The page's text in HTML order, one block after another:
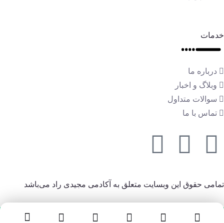
خدمات
درباره ما
وبلاگ و اخبار
سوالات متداول
تماس با ما
تمامی حقوق این وبسایت متعلق به آکادمی مجیدی راد می‌باشد